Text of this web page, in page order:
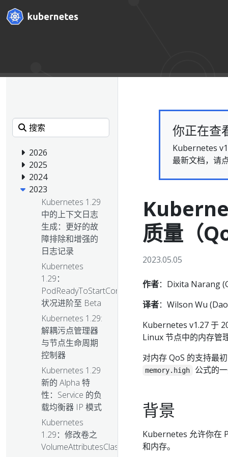
2026
2025
2024
2023
Kubernetes 1.29
中的上下文日志
生成：更好的故
障排除和增强的
日志记录
Kubernetes
1.29：
PodReadyToStartContainers
状况进阶至 Beta
Kubernetes 1.29:
解耦污点管理器
与节点生命周期
控制器
Kubernetes 1.29
新的 Alpha 特
性：Service 的负
载均衡器 IP 模式
Kubernetes
1.29：修改卷之
VolumeAttributesClass
你正在查
Kubernetes
最新文档，请
质量（
2023.05.05
作者：Dixita Narang
译者：Wilson Wu
Kubernetes v1.27 于
Linux 节点中的内存管
对内存 QoS 的支持最
memory.high 公式的
背景
Kubernetes 允许你在
和内存。